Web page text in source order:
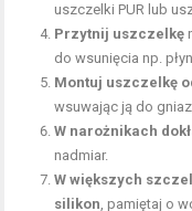
uszczelki PUR lub
Przytnij uszczelkę
do wsunięcia np.
Montuj uszczelkę
wsuwając ją do
W narożnikach
nadmiar.
W większych
silikon, pamiętaj o